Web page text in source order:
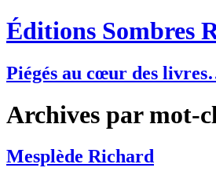
Éditions Sombres
Piégés au cœur des
Archives par mot-
Mesplède Richard